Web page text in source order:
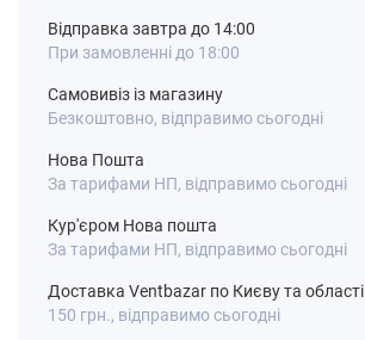
Відправка завтра до 14:00
При замовленні до 18:00
Самовивіз із магазину
Безкоштовно, відправимо сьогодні
Нова Пошта
За тарифами НП, відправимо сьогодні
Кур'єром Нова пошта
За тарифами НП, відправимо сьогодні
Доставка Ventbazar по Києву та області
150 грн., відправимо сьогодні